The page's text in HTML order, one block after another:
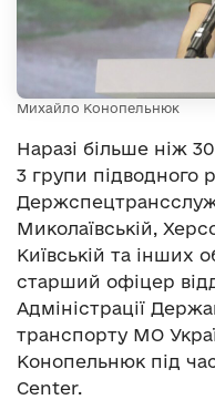
Михайло Конопельнюк
Наразі більше ніж
3 групи підводного
Миколаївській,
Київській та інших
старший офіцер
Адміністрації
транспорту МО
Конопельнюк під
Center.